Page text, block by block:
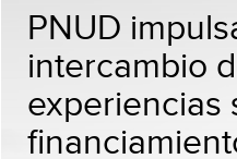
PNUD
intercambio
experiencias